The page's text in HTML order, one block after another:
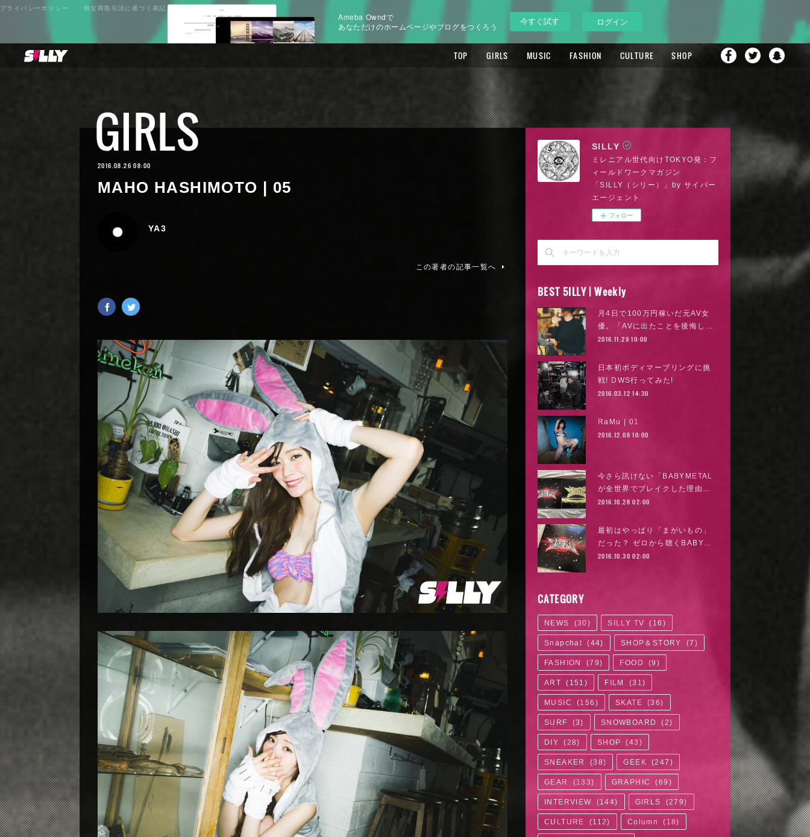
Ameba Owndで
あなただけのホームページやブログをつくろう
今すぐ試す ログイン
TOP GIRLS MUSIC FASHION CULTURE SHOP
GIRLS
2016.08.26 08:00
MAHO HASHIMOTO | 05
YA3
この著者の記事一覧へ
SILLY
ミレニアル世代向けTOKYO発：フ
ィールドワークマガジン
「SILLY（シリー）」by サイバー
エージェント
フォロー
BEST 5ILLY | Weekly
月4日で100万円稼いだ元AV女
優。「AVに出たことを後悔し…
2016.11.29 10:00
日本初ボディマーブリングに挑
戦! DWS行ってみた!
2016.03.12 14:30
RaMu | 01
2016.12.08 10:00
今さら訊けない「BABYMETAL
が全世界でブレイクした理由…
2016.10.28 02:00
最初はやっぱり「まがいもの」
だった？ ゼロから聴くBABY…
2016.10.30 02:00
CATEGORY
NEWS (30) SILLY TV (16)
Snapchat (44) SHOP＆STORY (7)
FASHION (79) FOOD (9 )
ART ( 151 ) FILM (31)
MUSIC (156 ) SKATE (36)
SURF (3) SNOWBOARD (2)
DIY (28) SHOP (43)
SNEAKER (38) GEEK (247)
GEAR (133) GRAPHIC (69)
INTERVIEW (144) GIRLS (279)
CULTURE (112) Column (18)
プライバシーポリシー 特定商取引法に基づく表記